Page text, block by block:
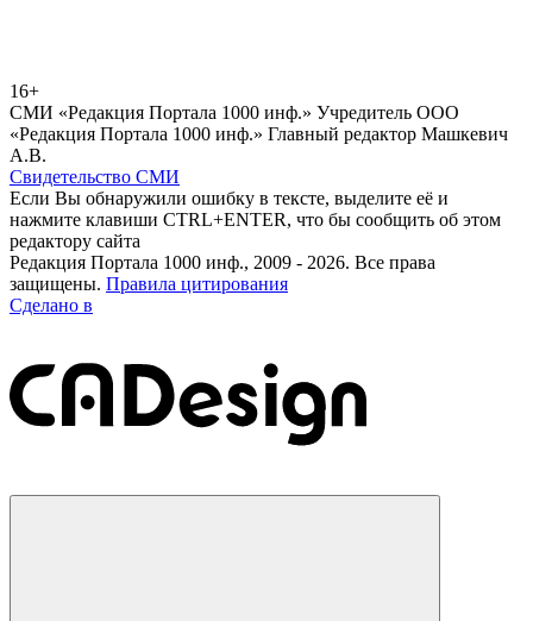
16+
СМИ «Редакция Портала 1000 инф.» Учредитель ООО
«Редакция Портала 1000 инф.» Главный редактор Машкевич
А.В.
Свидетельство СМИ
Если Вы обнаружили ошибку в тексте, выделите её и
нажмите клавиши CTRL+ENTER, что бы сообщить об этом
редактору сайта
Редакция Портала 1000 инф., 2009 - 2026. Все права
защищены. Правила цитирования
Сделано в